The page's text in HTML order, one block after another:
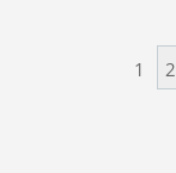
1
2